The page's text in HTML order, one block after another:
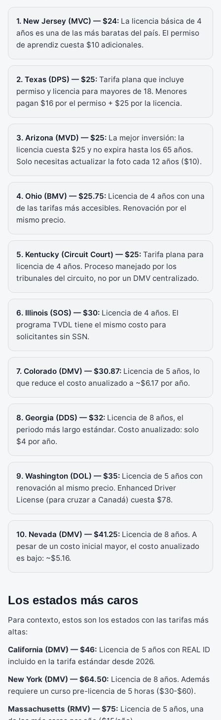
1. New Jersey (MVC) — $24: La licencia básica de 4
años es una de las más baratas del país. El permiso
de aprendiz cuesta $10 adicionales.
2. Texas (DPS) — $25: Tarifa plana que incluye
permiso y licencia para mayores de 18. Menores
pagan $16 por el permiso + $25 por la licencia.
3. Arizona (MVD) — $25: La mejor inversión: la
licencia cuesta $25 y no expira hasta los 65 años.
Solo necesitas actualizar la foto cada 12 años ($10).
4. Ohio (BMV) — $25.75: Licencia de 4 años con una
de las tarifas más accesibles. Renovación por el
mismo precio.
5. Kentucky (Circuit Court) — $25: Tarifa plana para
licencia de 4 años. Proceso manejado por los
tribunales del circuito, no por un DMV centralizado.
6. Illinois (SOS) — $30: Licencia de 4 años. El
programa TVDL tiene el mismo costo para
solicitantes sin SSN.
7. Colorado (DMV) — $30.87: Licencia de 5 años, lo
que reduce el costo anualizado a ~$6.17 por año.
8. Georgia (DDS) — $32: Licencia de 8 años, el
periodo más largo estándar. Costo anualizado: solo
$4 por año.
9. Washington (DOL) — $35: Licencia de 5 años con
renovación al mismo precio. Enhanced Driver
License (para cruzar a Canadá) cuesta $78.
10. Nevada (DMV) — $41.25: Licencia de 8 años. A
pesar de un costo inicial mayor, el costo anualizado
es bajo: ~$5.16.
Los estados más caros
Para contexto, estos son los estados con las tarifas más
altas:
California (DMV) — $46: Licencia de 5 años con REAL ID
incluido en la tarifa estándar desde 2026.
New York (DMV) — $64.50: Licencia de 8 años. Además
requiere un curso pre-licencia de 5 horas ($30-$60).
Massachusetts (RMV) — $75: Licencia de 5 años, una